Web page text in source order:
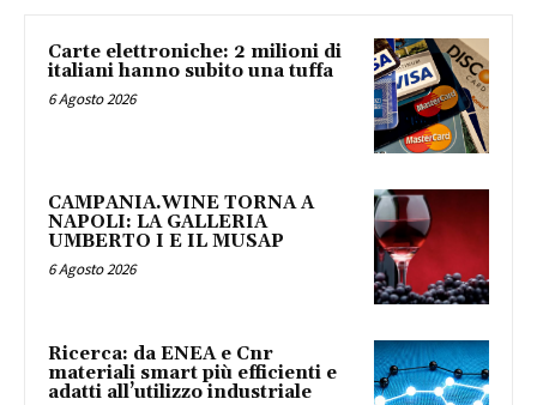
Carte elettroniche: 2 milioni di
italiani hanno subito una tuffa
6 Agosto 2026
CAMPANIA.WINE TORNA A
NAPOLI: LA GALLERIA
UMBERTO I E IL MUSAP
6 Agosto 2026
Ricerca: da ENEA e Cnr
materiali smart più efficienti e
adatti all’utilizzo industriale